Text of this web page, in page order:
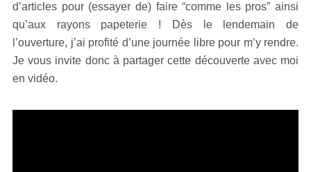
d’articles pour (essayer de) faire “comme les pros” ainsi
qu’aux rayons papeterie ! Dès le lendemain de
l’ouverture, j’ai profité d’une journée libre pour m’y rendre.
Je vous invite donc à partager cette découverte avec moi
en vidéo.